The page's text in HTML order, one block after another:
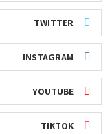
TWITTER
INSTAGRAM
YOUTUBE
TIKTOK